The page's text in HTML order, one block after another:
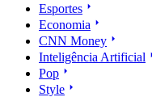
Esportes
Economia
CNN Money
Inteligência Artificial
Pop
Style